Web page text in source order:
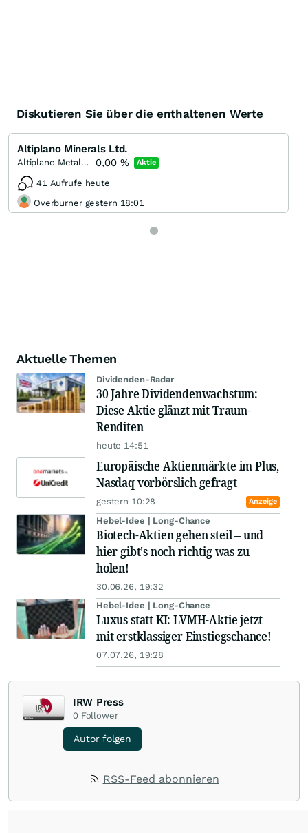
Diskutieren Sie über die enthaltenen Werte
Altiplano Minerals Ltd.
Altiplano Metals Inc. 0,00 % Aktie
41 Aufrufe heute
Overburner gestern 18:01
Aktuelle Themen
Dividenden-Radar
30 Jahre Dividendenwachstum:
Diese Aktie glänzt mit Traum-
Renditen
heute 14:51
Europäische Aktienmärkte im Plus,
Nasdaq vorbörslich gefragt
gestern 10:28 Anzeige
Hebel-Idee | Long-Chance
Biotech-Aktien gehen steil – und
hier gibt's noch richtig was zu
holen!
30.06.26, 19:32
Hebel-Idee | Long-Chance
Luxus statt KI: LVMH-Aktie jetzt
mit erstklassiger Einstiegschance!
07.07.26, 19:28
IRW Press
0 Follower
Autor folgen
RSS-Feed abonnieren